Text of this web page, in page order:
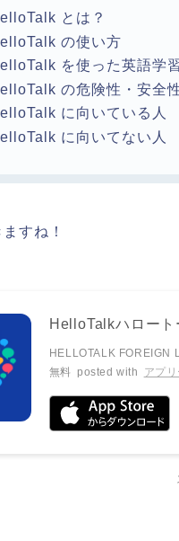
とは？
の使い方
を使った英語学
の危険性・安全
に向いている人
に向いてない人
すね！
HelloTalkハロー
HELLOTALK FOREIGN
無料 posted with アプ